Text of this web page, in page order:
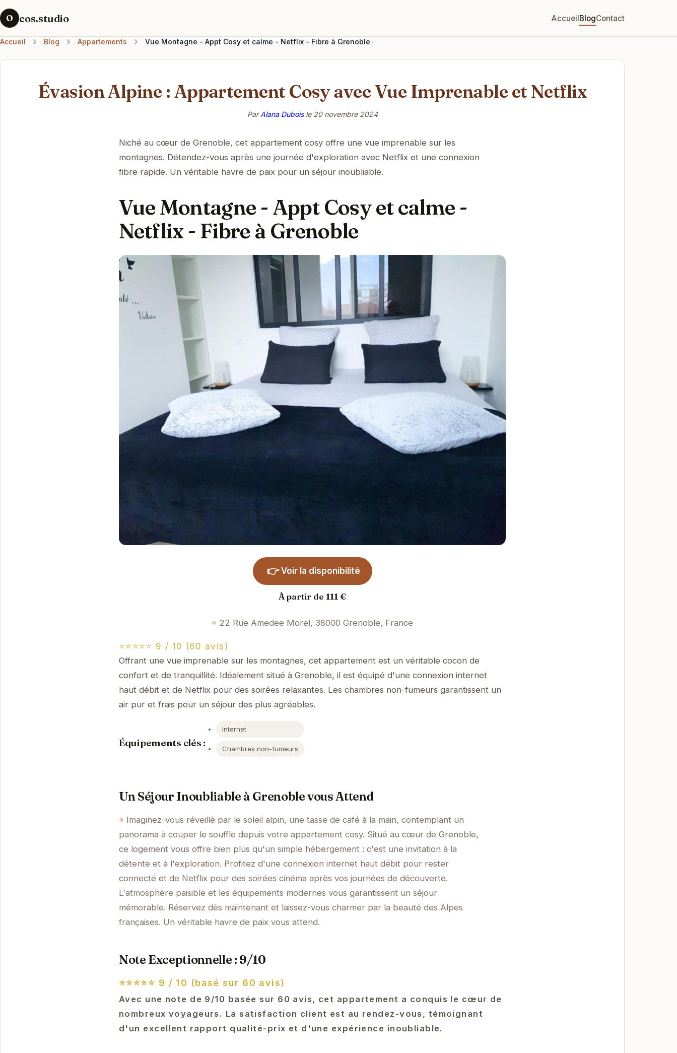
O cos.studio AccueilBlogContact
Accueil Blog Appartements Vue Montagne - Appt Cosy et calme - Netflix - Fibre à Grenoble
Évasion Alpine : Appartement Cosy avec Vue Imprenable et Netflix
ParAlana Duboisle 20 novembre 2024
Niché au cœur de Grenoble, cet appartement cosy offre une vue imprenable sur les
montagnes. Détendez-vous après une journée d'exploration avec Netflix et une connexion
fibre rapide. Un véritable havre de paix pour un séjour inoubliable.
Vue Montagne - Appt Cosy et calme -
Netflix - Fibre à Grenoble
👉 Voir la disponibilité
À partir de 111 €
22 Rue Amedee Morel, 38000 Grenoble, France
⭐⭐⭐⭐⭐ 9 / 10 (60 avis)
Offrant une vue imprenable sur les montagnes, cet appartement est un véritable cocon de
confort et de tranquillité. Idéalement situé à Grenoble, il est équipé d'une connexion internet
haut débit et de Netflix pour des soirées relaxantes. Les chambres non-fumeurs garantissent un
air pur et frais pour un séjour des plus agréables.
Équipements clés :
Internet
Chambres non-fumeurs
Un Séjour Inoubliable à Grenoble vous Attend
Imaginez-vous réveillé par le soleil alpin, une tasse de café à la main, contemplant un
panorama à couper le souffle depuis votre appartement cosy. Situé au cœur de Grenoble,
ce logement vous offre bien plus qu'un simple hébergement : c'est une invitation à la
détente et à l'exploration. Profitez d'une connexion internet haut débit pour rester
connecté et de Netflix pour des soirées cinéma après vos journées de découverte.
L'atmosphère paisible et les équipements modernes vous garantissent un séjour
mémorable. Réservez dès maintenant et laissez-vous charmer par la beauté des Alpes
françaises. Un véritable havre de paix vous attend.
Note Exceptionnelle : 9/10
⭐⭐⭐⭐⭐ 9 / 10 (basé sur 60 avis)
Avec une note de 9/10 basée sur 60 avis, cet appartement a conquis le cœur de
nombreux voyageurs. La satisfaction client est au rendez-vous, témoignant
d'un excellent rapport qualité-prix et d'une expérience inoubliable.